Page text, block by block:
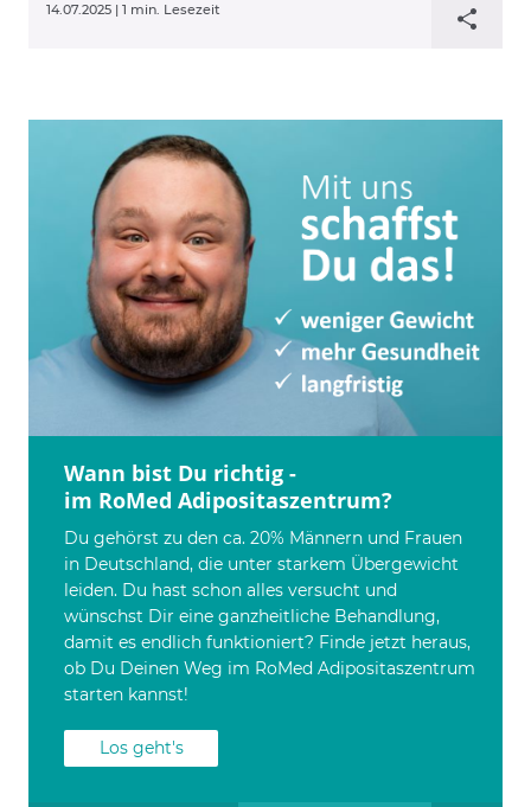
14.07.2025 | 1 min. Lesezeit
Wann bist Du richtig -
im RoMed Adipositaszentrum?
Du gehörst zu den ca. 20% Männern und Frauen
in Deutschland, die unter starkem Übergewicht
leiden. Du hast schon alles versucht und
wünschst Dir eine ganzheitliche Behandlung,
damit es endlich funktioniert? Finde jetzt heraus,
ob Du Deinen Weg im RoMed Adipositaszentrum
starten kannst!
Los geht's